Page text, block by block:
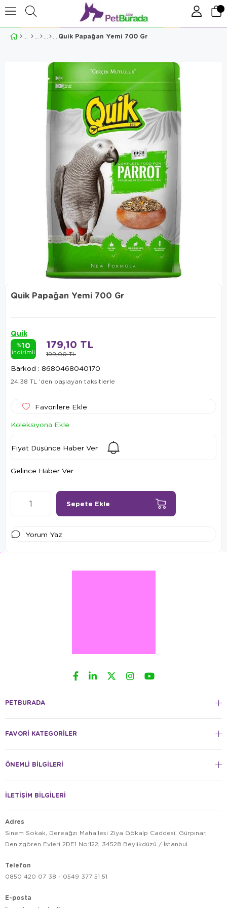
Quik Papağan Yemi 700 Gr
Quik Papağan Yemi 700 Gr
Quik
%10
indirimli 199,00 TL
179,10 TL
Barkod : 8680468040170
24,38 TL 'den başlayan taksitlerle
Favorilere Ekle
Koleksiyona Ekle
Fiyat Düşünce Haber Ver
Gelince Haber Ver
Yorum Yaz
PETBURADA
FAVORİ KATEGORİLER
ÖNEMLİ BİLGİLERİ
İLETİŞİM BİLGİLERİ
Adres
Sinem Sokak, Dereağzı Mahallesi Ziya Gökalp Caddesi, Gürpınar,
Denizgören Evleri 2DE1 No:122, 34528 Beylikdüzü / İstanbul
Telefon
0850 420 07 38 - 0549 377 51 51
E-posta